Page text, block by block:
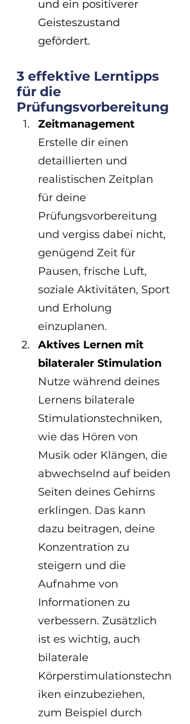
und ein positiverer
Geisteszustand
gefördert.
3 effektive Lerntipps
für die
Prüfungsvorbereitung
Zeitmanagement
Erstelle dir einen
detaillierten und
realistischen Zeitplan
für deine
Prüfungsvorbereitung
und vergiss dabei nicht,
genügend Zeit für
Pausen, frische Luft,
soziale Aktivitäten, Sport
und Erholung
einzuplanen.
Aktives Lernen mit
bilateraler Stimulation
Nutze während deines
Lernens bilaterale
Stimulationstechniken,
wie das Hören von
Musik oder Klängen, die
abwechselnd auf beiden
Seiten deines Gehirns
erklingen. Das kann
dazu beitragen, deine
Konzentration zu
steigern und die
Aufnahme von
Informationen zu
verbessern. Zusätzlich
ist es wichtig, auch
bilaterale
Körperstimulationstechn
iken einzubeziehen,
zum Beispiel durch